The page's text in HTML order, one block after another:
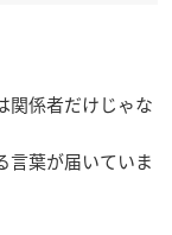
関係者だけじゃな
言葉が届いていま